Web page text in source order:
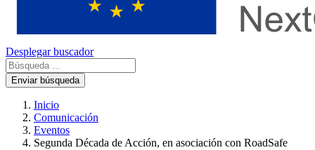
Desplegar buscador
Enviar búsqueda
Inicio
Comunicación
Eventos
Segunda Década de Acción, en asociación con RoadSafe